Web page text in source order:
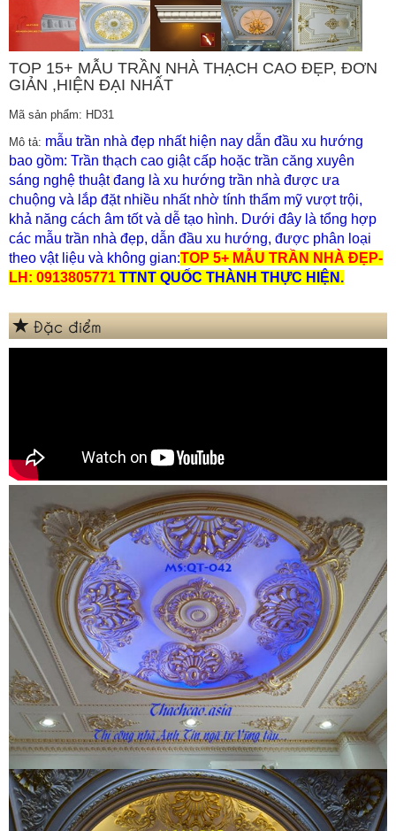
TOP 15+ MẪU TRẦN NHÀ THẠCH CAO ĐẸP, ĐƠN
GIẢN ,HIỆN ĐẠI NHẤT
Mã sản phẩm: HD31
Mô tả: mẫu trần nhà đẹp nhất hiện nay dẫn đầu xu hướng
bao gồm: Trần thạch cao giật cấp hoặc trần căng xuyên
sáng nghệ thuật đang là xu hướng trần nhà được ưa
chuộng và lắp đặt nhiều nhất nhờ tính thẩm mỹ vượt trội,
khả năng cách âm tốt và dễ tạo hình. Dưới đây là tổng hợp
các mẫu trần nhà đẹp, dẫn đầu xu hướng, được phân loại
theo vật liệu và không gian:TOP 5+ MẪU TRẦN NHÀ ĐẸP-
LH: 0913805771 TTNT QUỐC THÀNH THỰC HIỆN.
Đặc điểm